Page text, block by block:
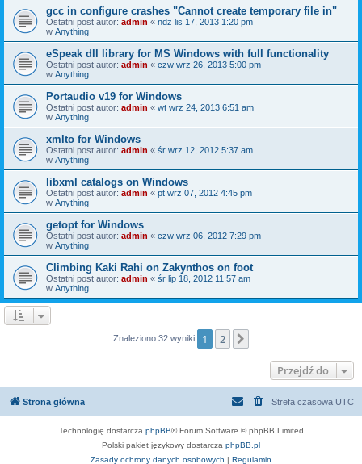
gcc in configure crashes "Cannot create temporary file in"
Ostatni post autor: admin « ndz lis 17, 2013 1:20 pm
w Anything
eSpeak dll library for MS Windows with full functionality
Ostatni post autor: admin « czw wrz 26, 2013 5:00 pm
w Anything
Portaudio v19 for Windows
Ostatni post autor: admin « wt wrz 24, 2013 6:51 am
w Anything
xmlto for Windows
Ostatni post autor: admin « śr wrz 12, 2012 5:37 am
w Anything
libxml catalogs on Windows
Ostatni post autor: admin « pt wrz 07, 2012 4:45 pm
w Anything
getopt for Windows
Ostatni post autor: admin « czw wrz 06, 2012 7:29 pm
w Anything
Climbing Kaki Rahi on Zakynthos on foot
Ostatni post autor: admin « śr lip 18, 2012 11:57 am
w Anything
Znaleziono 32 wyniki 1 2
Przejdź do
Strona główna Strefa czasowa UTC
Technologię dostarcza phpBB® Forum Software © phpBB Limited
Polski pakiet językowy dostarcza phpBB.pl
Zasady ochrony danych osobowych | Regulamin